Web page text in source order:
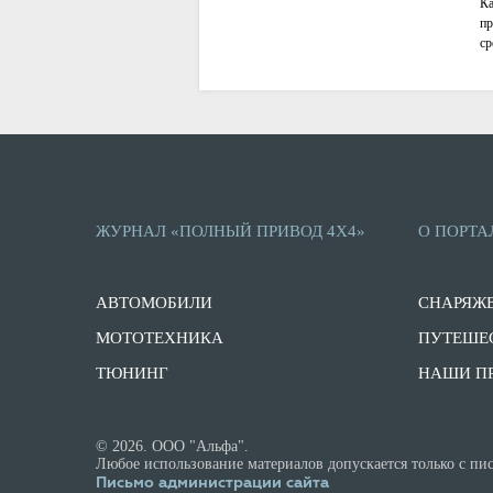
ЖУРНАЛ «ПОЛНЫЙ ПРИВОД 4Х4»
АВТОМОБИЛИ
МОТОТЕХНИКА
ТЮНИНГ
О
НАШИ
© 2026. ООО "Альфа".
Любое использование материалов допускается только с
Письмо администрации сайта